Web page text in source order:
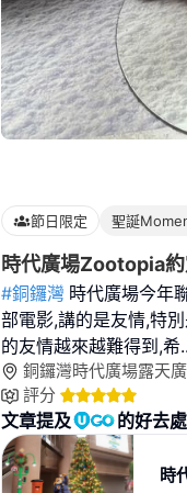
節日限定 聖誕
時代廣場Zootopia約
#銅鑼灣 時代廣場今年
部電影,講的是友情,特
的友情越來越難得到,希
銅鑼灣時代廣場露天
評分
文章提及 的好去處
時